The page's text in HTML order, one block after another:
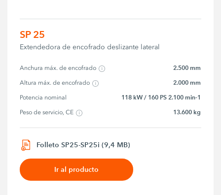
SP 25
Extendedora de encofrado deslizante lateral
Anchura máx. de encofrado 2.500 mm
Altura máx. de encofrado 2.000 mm
Potencia nominal 118 kW / 160 PS 2.100 min-1
Peso de servicio, CE 13.600 kg
Folleto SP25-SP25i (9,4 MB)
Ir al producto